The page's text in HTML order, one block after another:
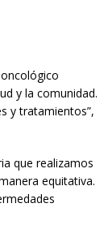
y la comunidad.
y tratamientos”,
que realizamos
equitativa.